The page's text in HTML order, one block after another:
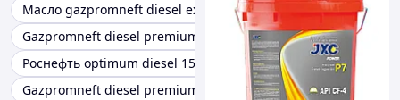
Масло gazpromneft diesel extra 15w-40
Gazpromneft diesel premium 5w 40
Роснефть optimum diesel 15w40
Gazpromneft diesel premium 10w 40